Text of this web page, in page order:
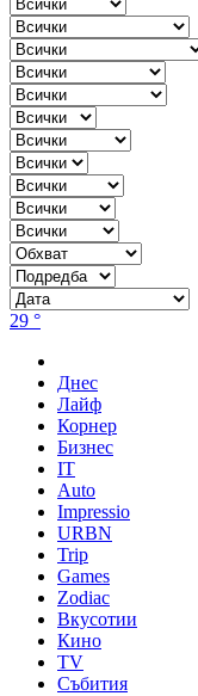
29 °
Днес
Лайф
Корнер
Бизнес
IT
Auto
Impressio
URBN
Trip
Games
Zodiac
Вкусотии
Кино
TV
Събития